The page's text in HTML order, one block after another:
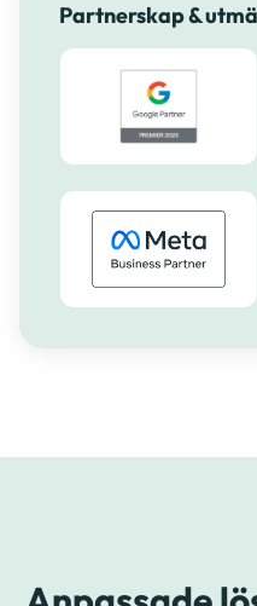
Partnerskap &